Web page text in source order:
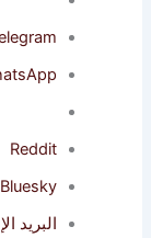
Telegram
WhatsApp
Reddit
Bluesky
البريد الإلكتروني